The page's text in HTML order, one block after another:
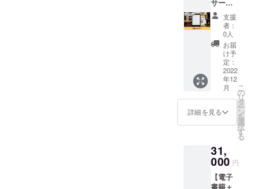
メール
付き。
※メール
にてダ
ウン
ロード
できる
リンク
をお送
りしま
す。 ※
購入時
お名前
を必ず
ご記入
くださ
サー】
Twitter
運用書
籍の企
業スポ
ンサー
になれ
る権利
です。
電子書
籍に企
業スポ
ンサー
として
名、企
業の
ホーム
ページ
支援
者：
0人
お届
け予
定：
2022
年12
月
詳細を見る
こ
の
リ
タ
ー
ン
を
選
択
す
る
31,
000 円
【電子
書籍＋